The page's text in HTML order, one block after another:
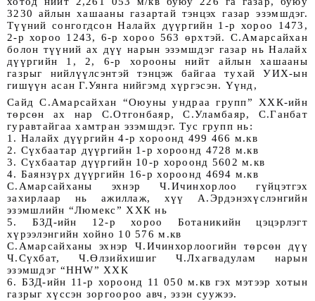
3230 айлын хашааны газартай тэнцэх газар эзэмшдэг.
Түүний сонгогдсон Налайх дүүргийн 1-р хороо 1473,
2-р хороо 1243, 6-р хороо 563 өрхтэй. С.Амарсайхан
болон түүний ах дүү нарын эзэмшдэг газар нь Налайх
дүүргийн 1, 2, 6-р хорооны нийт айлын хашааны
газрыг нийлүүлсэнтэй тэнцэж байгаа тухай УИХ-ын
гишүүн асан Г.Уянга нийгэмд хүргэсэн. Үүнд,
Сайд С.Амарсайхан “Оюуны ундраа групп” ХХК-ийн
төрсөн ах нар С.Отгонбаяр, С.Уламбаяр, С.Ганбат
гуравтайгаа хамтран эзэмшдэг. Тус групп нь:
1. Налайх дүүргийн 4-р хороонд 499 466 м.кв
2. Сүхбаатар дүүргийн 1-р хороонд 4728 м.кв
3. Сүхбаатар дүүргийн 10-р хороонд 5602 м.кв
4. Баянзүрх дүүргийн 16-р хороонд 4694 м.кв
С.Амарсайханы эхнэр Ч.Ичинхорлоо гүйцэтгэх
захирлаар нь ажиллаж, хүү А.Эрдэнэхүслэнгийн
эзэмшлийн “Люмекс” ХХК нь
5. БЗД-ийн 12-р хороо Ботаникийн цэцэрлэгт
хүрээлэнгийн хойно 10 576 м.кв
С.Амарсайханы эхнэр Ч.Ичинхорлоогийн төрсөн дүү
Ч.Сүхбат, Ч.Өлзийхишиг Ч.Лхагвадулам нарын
эзэмшдэг “HHW” ХХК
6. БЗД-ийн 11-р хороонд 11 050 м.кв гэх мэтээр хотын
газрыг хүссэн зоргоороо авч, эзэн суужээ.